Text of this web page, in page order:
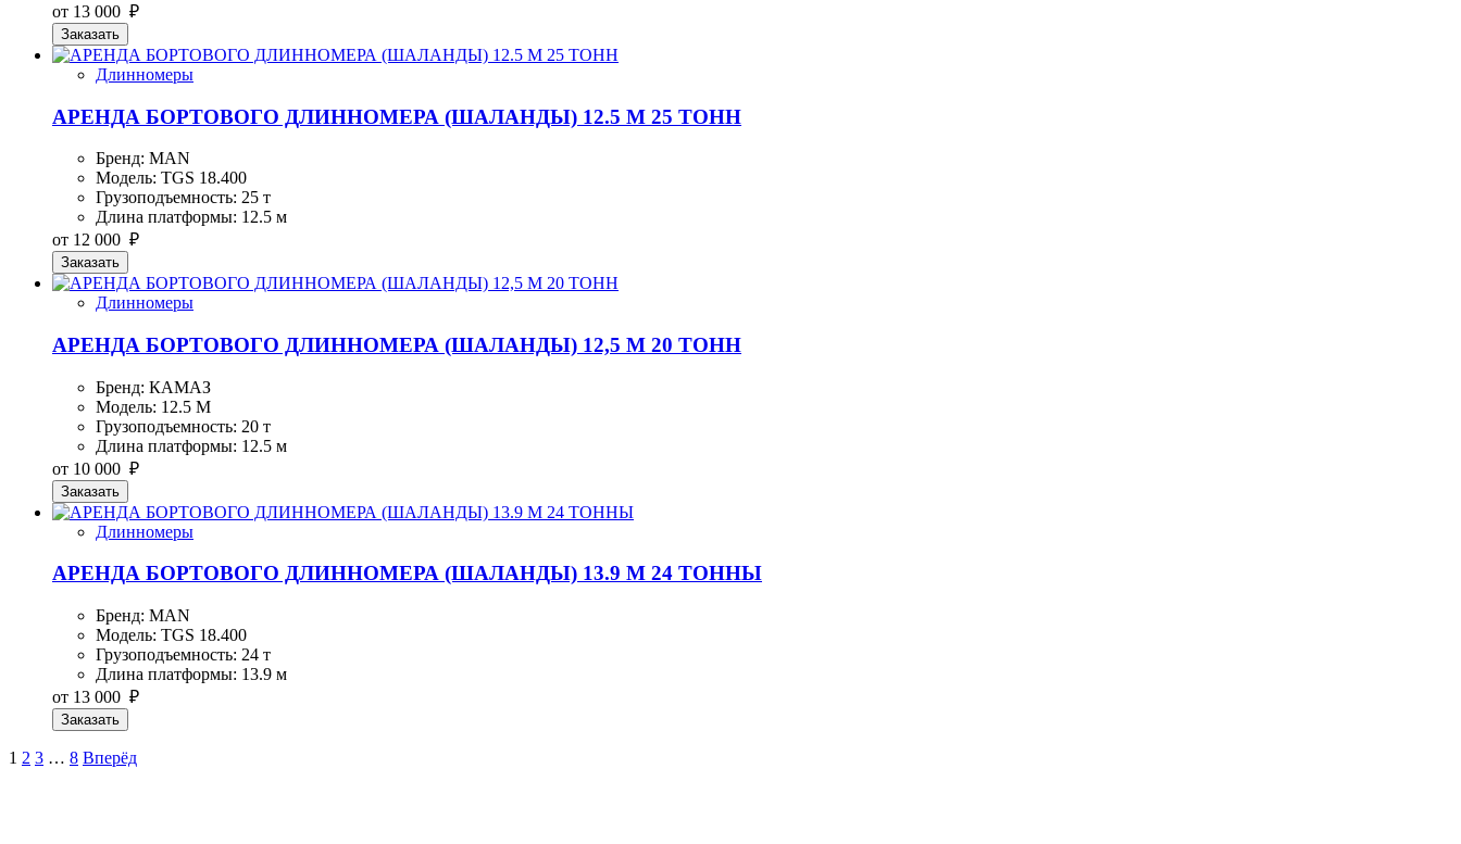
от 13 000 ₽
Заказать
Длинномеры
АРЕНДА БОРТОВОГО ДЛИННОМЕРА (ШАЛАНДЫ) 12.5 М 25 ТОНН
Бренд: MAN
Модель: TGS 18.400
Грузоподъемность: 25 т
Длина платформы: 12.5 м
от 12 000 ₽
Заказать
Длинномеры
АРЕНДА БОРТОВОГО ДЛИННОМЕРА (ШАЛАНДЫ) 12,5 М 20 ТОНН
Бренд: КАМАЗ
Модель: 12.5 М
Грузоподъемность: 20 т
Длина платформы: 12.5 м
от 10 000 ₽
Заказать
Длинномеры
АРЕНДА БОРТОВОГО ДЛИННОМЕРА (ШАЛАНДЫ) 13.9 М 24 ТОННЫ
Бренд: MAN
Модель: TGS 18.400
Грузоподъемность: 24 т
Длина платформы: 13.9 м
от 13 000 ₽
Заказать
1 2 3 … 8 Вперёд